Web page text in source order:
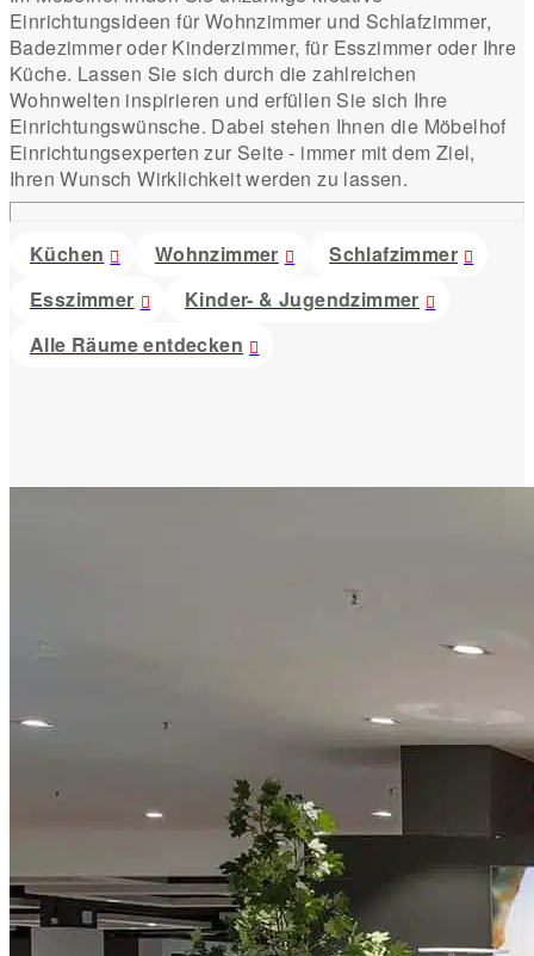
Einrichtungsideen für Wohnzimmer und Schlafzimmer,
Badezimmer oder Kinderzimmer, für Esszimmer oder Ihre
Küche. Lassen Sie sich durch die zahlreichen
Wohnwelten inspirieren und erfüllen Sie sich Ihre
Einrichtungswünsche. Dabei stehen Ihnen die Möbelhof
Einrichtungsexperten zur Seite - immer mit dem Ziel,
Ihren Wunsch Wirklichkeit werden zu lassen.
Küchen Wohnzimmer
Schlafzimmer
Esszimmer
Kinder- & Jugendzimmer
Alle Räume entdecken